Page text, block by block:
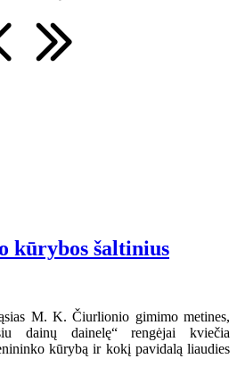
kūrybos šaltinius
M. K. Čiurlionio gimimo metines,
dainų dainelę“ rengėjai kviečia
kūrybą ir kokį pavidalą liaudies